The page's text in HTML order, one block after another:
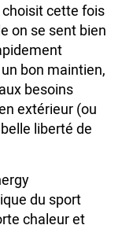
cette fois
on se sent bien
bon maintien,
besoins
extérieur (ou
liberté de
du sport
chaleur et